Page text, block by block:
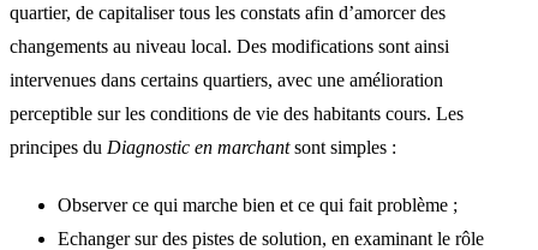
quartier, de capitaliser tous les constats afin d’amorcer des
changements au niveau local. Des modifications sont ainsi
intervenues dans certains quartiers, avec une amélioration
perceptible sur les conditions de vie des habitants cours. Les
principes du Diagnostic en marchantsont simples :
Observer ce qui marche bien et ce qui fait problème ;
Echanger sur des pistes de solution, en examinant le rôle